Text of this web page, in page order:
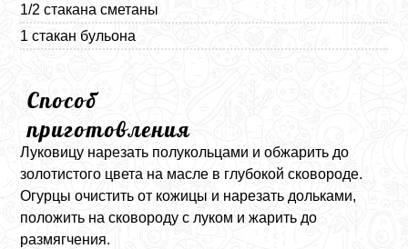
1/2 стакана сметаны
1 стакан бульона
Способ
приготовления
Луковицу нарезать полукольцами и обжарить до
золотистого цвета на масле в глубокой сковороде.
Огурцы очистить от кожицы и нарезать дольками,
положить на сковороду с луком и жарить до
размягчения.